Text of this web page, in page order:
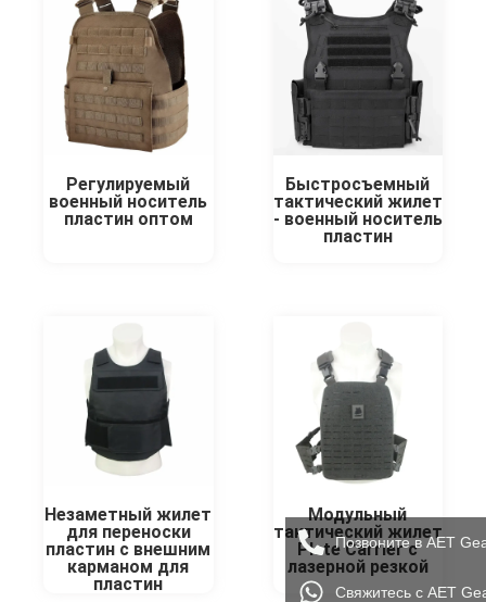
Регулируемый
военный носитель
пластин оптом
Быстросъемный
тактический жилет
- военный носитель
пластин
Незаметный жилет
для переноски
пластин с внешним
карманом для
пластин
Модульный
тактический жилет
Plate Carrier с
лазерной резкой
Позвоните в AET
Свяжитесь с AET